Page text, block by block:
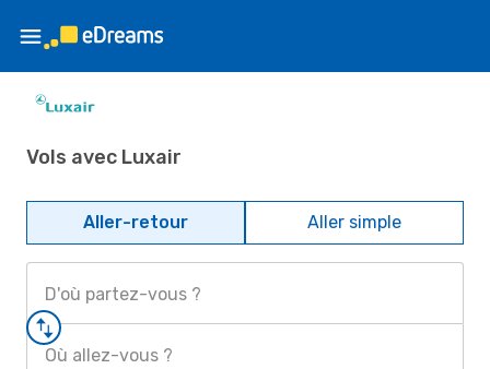
Vols avec Luxair
Aller-retour Aller simple
D'où partez-vous ?
Où allez-vous ?